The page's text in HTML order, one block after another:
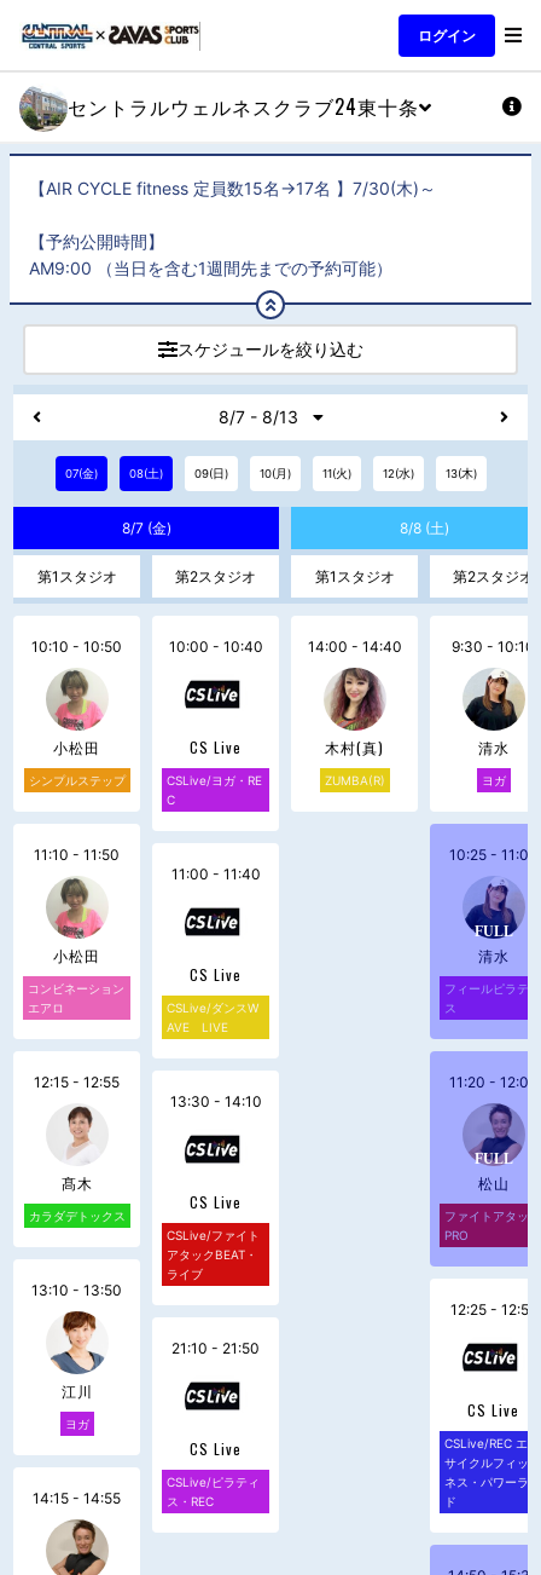
ログイン
セントラルウェルネスクラブ24東十条
【AIR CYCLE fitness 定員数15名→17名 】7/30(木)～
【予約公開時間】
AM9:00 （当日を含む1週間先までの予約可能）
スケジュールを絞り込む
8/7 - 8/13
07(金) 08(土) 09(日) 10(月) 11(火) 12(水) 13(木)
8/7 (金)
第1スタジオ 第2スタジオ
8/8 (土)
第1スタジオ 第2スタジオ
10:10 - 10:50
小松田
シンプルステップ
11:10 - 11:50
小松田
コンビネーション
エアロ
12:15 - 12:55
髙木
カラダデトックス
13:10 - 13:50
江川
ヨガ
14:15 - 14:55
10:00 - 10:40
CS Live
CSLive/ヨガ・RE
C
11:00 - 11:40
CS Live
CSLive/ダンスW
AVE LIVE
13:30 - 14:10
CS Live
CSLive/ファイト
アタックBEAT・
ライブ
21:10 - 21:50
CS Live
CSLive/ピラティ
ス・REC
14:00 - 14:40
木村(真)
ZUMBA(R)
9:30 - 10:10
清水
ヨガ
10:25 - 11:05
清水
フィールピラティ
ス
11:20 - 12:00
松山
ファイトアタック
PRO
12:25 - 12:55
CS Live
CSLive/REC エア
サイクルフィット
ネス・パワーライ
ド